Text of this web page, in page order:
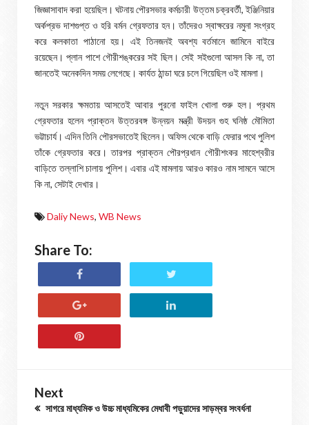
জিজ্ঞাসাবাদ করা হয়েছিল। ঘটনায় পৌরসভার কর্মচারী উত্তম চক্রবর্তী, ইঞ্জিনিয়ার
অর্কপ্রভ দাশগুপ্ত ও হরি বর্মন গ্রেফতার হন। তাঁদেরও স্বাক্ষরের নমুনা সংগ্রহ
করে কলকাতা পাঠানো হয়। এই তিনজনই অবশ্য বর্তমানে জামিনে বাইরে
রয়েছেন। প্লান পাশে গৌরীশঙ্করের সই ছিল। সেই সইগুলো আসল কি না, তা
জানতেই অনেকদিন সময় লেগেছে। কার্যত ঠান্ডা ঘরে চলে গিয়েছিল ওই মামলা।
নতুন সরকার ক্ষমতায় আসতেই আবার পুরনো ফাইল খোলা শুরু হল। প্রথম
গ্রেফতার হলেন প্রাক্তন উত্তরবঙ্গ উন্নয়ন মন্ত্রী উদয়ন গুহ ঘনিষ্ঠ মৌমিতা
ভট্টাচার্য। এদিন তিনি পৌরসভাতেই ছিলেন। অফিস থেকে বাড়ি ফেরার পথে পুলিশ
তাঁকে গ্রেফতার করে। তারপর প্রাক্তন পৌরপ্রধান গৌরীশংকর মাহেশ্বরীর
বাড়িতে তল্লাশি চালায় পুলিশ। এবার এই মামলায় আরও কারও নাম সামনে আসে
কি না, সেটাই দেখার।
Daliy News, WB News
Share To:
Next
সাগরে মাধ্যমিক ও উচ্চ মাধ্যমিকের মেধাবী পড়ুয়াদের সাড়ম্বর সংবর্ধনা